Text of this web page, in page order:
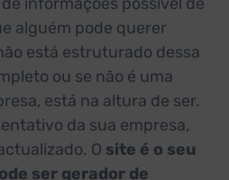
alguém pode querer
está estruturado dessa
ou se não é uma
está na altura de ser.
da sua empresa,
O site é o seu
ser gerador de